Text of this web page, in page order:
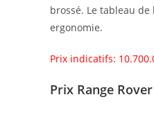
brossé. Le tableau
ergonomie.
Prix indicatifs:
Prix Range